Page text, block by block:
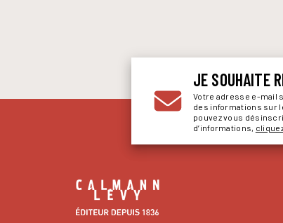
JE SOUHAITE
Votre adresse e-mail
des informations sur
pouvez vous
d’informations,